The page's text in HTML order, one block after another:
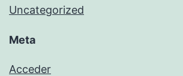
Uncategorized
Meta
Acceder